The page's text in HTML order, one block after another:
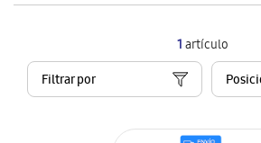
1artículo
Filtrar por